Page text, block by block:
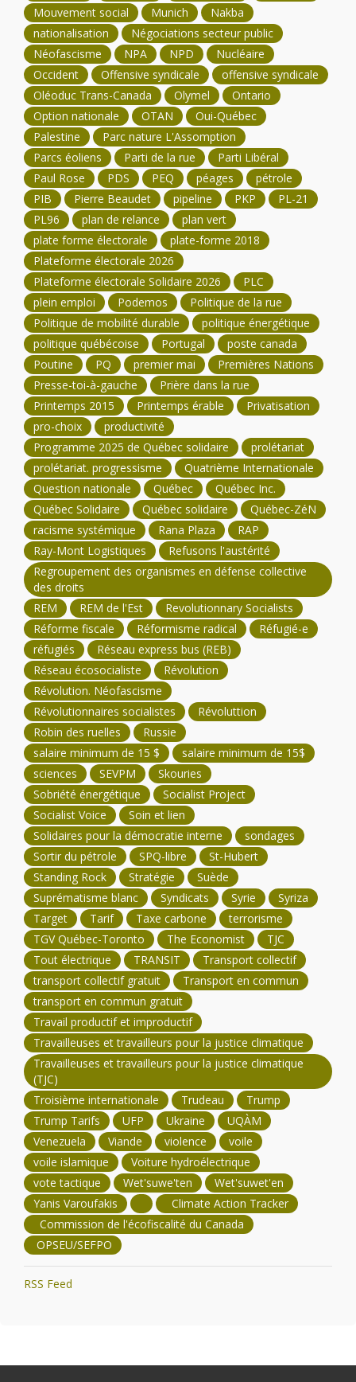
Mouvement social
Munich
Nakba
nationalisation
Négociations secteur public
Néofascisme
NPA NPD
Nucléaire
Occident
Offensive syndicale
offensive syndicale
Oléoduc Trans-Canada
Olymel
Ontario
Option nationale
OTAN
Oui-Québec
Palestine
Parc nature L'Assomption
Parcs éoliens
Parti de la rue
Parti Libéral
Paul Rose
PDS PEQ péages
pétrole
PIB
Pierre Beaudet pipeline PKP
PL-21
PL96
plan de relance
plan vert
plate forme électorale
plate-forme 2018
Plateforme électorale 2026
Plateforme électorale Solidaire 2026
PLC
plein emploi
Podemos
Politique de la rue
Politique de mobilité durable
politique énergétique
politique québécoise
Portugal
poste canada
Poutine
PQ premier mai
Premières Nations
Presse-toi-à-gauche
Prière dans la rue
Printemps 2015
Printemps érable
Privatisation
pro-choix
productivité
Programme 2025 de Québec solidaire
prolétariat
prolétariat. progressisme
Quatrième Internationale
Question nationale
Québec
Québec Inc.
Québec Solidaire
Québec solidaire
Québec-ZéN
racisme systémique
Rana Plaza
RAP
Ray-Mont Logistiques
Refusons l'austérité
Regroupement des organismes en défense collective
des droits
REM
REM de l'Est
Revolutionnary Socialists
Réforme fiscale
Réformisme radical
Réfugié-e
réfugiés
Réseau express bus (REB)
Réseau écosocialiste
Révolution
Révolution. Néofascisme
Révolutionnaires socialistes
Révoluttion
Robin des ruelles
Russie
salaire minimum de 15 $
salaire minimum de 15$
sciences
SEVPM
Skouries
Sobriété énergétique
Socialist Project
Socialist Voice
Soin et lien
Solidaires pour la démocratie interne
sondages
Sortir du pétrole
SPQ-libre
St-Hubert
Standing Rock
Stratégie
Suède
Suprématisme blanc
Syndicats Syrie
Syriza
Target
Tarif Taxe carbone
terrorisme
TGV Québec-Toronto
The Economist
TJC
Tout électrique
TRANSIT
Transport collectif
transport collectif gratuit
Transport en commun
transport en commun gratuit
Travail productif et improductif
Travailleuses et travailleurs pour la justice climatique
Travailleuses et travailleurs pour la justice climatique
(TJC)
Troisième internationale
Trudeau
Trump
Trump Tarifs
UFP Ukraine
UQÀM
Venezuela
Viande violence
voile
voile islamique
Voiture hydroélectrique
vote tactique
Wet'suwe'ten
Wet'suwet'en
Yanis Varoufakis
Climate Action Tracker
Commission de l'écofiscalité du Canada
OPSEU/SEFPO
RSS Feed